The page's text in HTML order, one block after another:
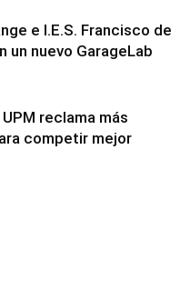
e I.E.S. Francisco de
un nuevo GarageLab
reclama más
competir mejor